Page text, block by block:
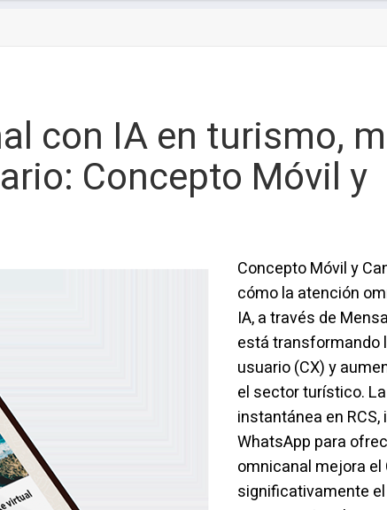
con IA en turismo,
Concepto Móvil y
Concepto Móvil y
cómo la atención
IA, a través de
está transformando
usuario (CX) y
el sector turístico.
instantánea en
WhatsApp para
omnicanal mejora el
significativamente